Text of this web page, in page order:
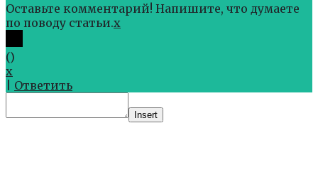
Оставьте комментарий! Напишите, что думаете
по поводу статьи.x
()
x
Ответить
Insert